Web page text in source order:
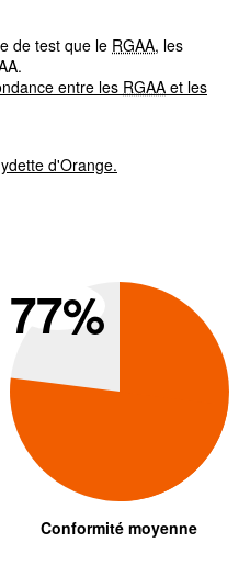
de test que le RGAA, les
entre les RGAA et les
d'Orange.
77%
Conformité moyenne